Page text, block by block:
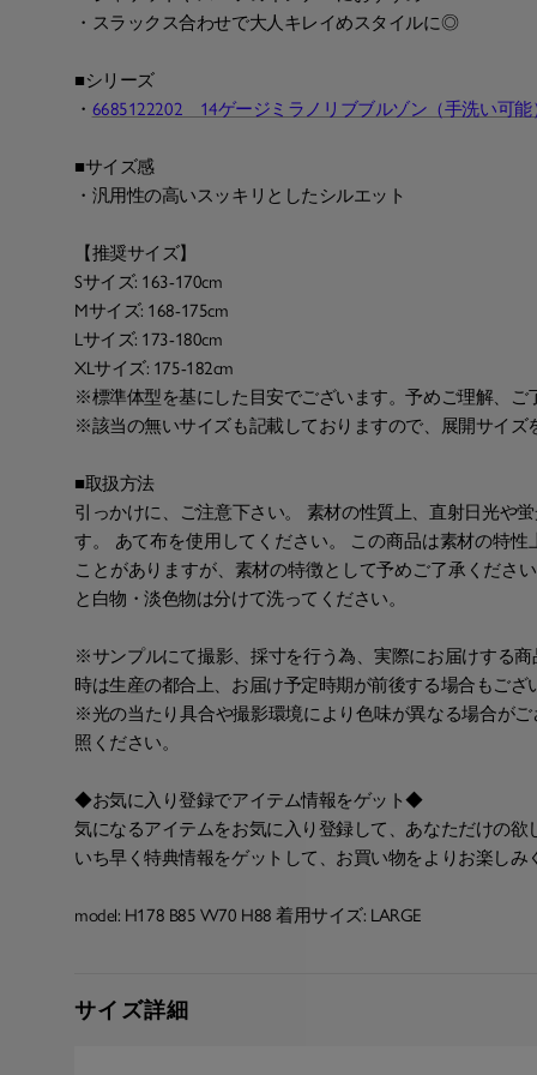
・スラックス合わせで大人キレイめスタイルに◎
■シリーズ
・ 6685122202 14ゲージミラノリブブルゾン（手洗い可能
■サイズ感
・汎用性の高いスッキリとしたシルエット
【推奨サイズ】
Sサイズ: 163-170cm
Mサイズ: 168-175cm
Lサイズ: 173-180cm
XLサイズ: 175-182cm
※標準体型を基にした目安でございます。予めご理解、ご
※該当の無いサイズも記載しておりますので、展開サイズ
■取扱方法
引っかけに、ご注意下さい。 素材の性質上、直射日光や
す。 あて布を使用してください。 この商品は素材の特
ことがありますが、素材の特徴として予めご了承くださ
と白物・淡色物は分けて洗ってください。
※サンプルにて撮影、採寸を行う為、実際にお届けする
時は生産の都合上、お届け予定時期が前後する場合もご
※光の当たり具合や撮影環境により色味が異なる場合が
照ください。
◆お気に入り登録でアイテム情報をゲット◆
気になるアイテムをお気に入り登録して、あなただけの欲
いち早く特典情報をゲットして、お買い物をよりお楽しみ
model: H178 B85 W70 H88 着用サイズ: LARGE
サイズ詳細